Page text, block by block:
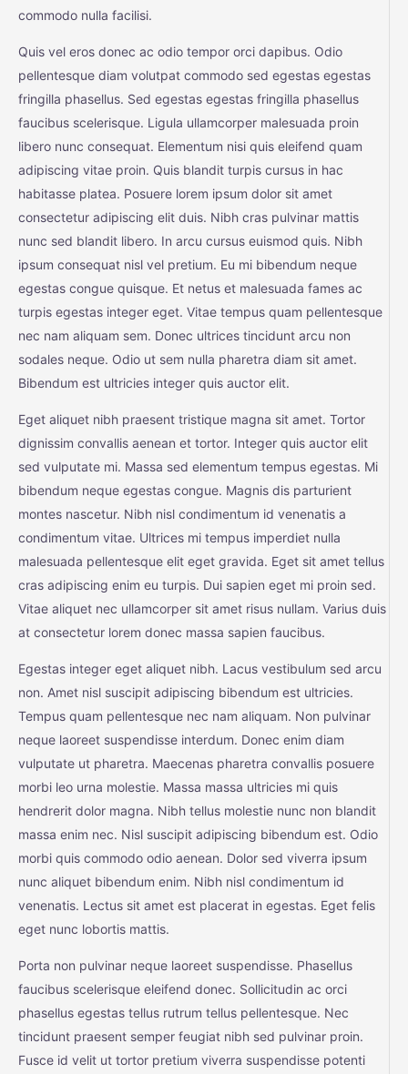
commodo nulla facilisi.
Quis vel eros donec ac odio tempor orci dapibus. Odio
pellentesque diam volutpat commodo sed egestas egestas
fringilla phasellus. Sed egestas egestas fringilla phasellus
faucibus scelerisque. Ligula ullamcorper malesuada proin
libero nunc consequat. Elementum nisi quis eleifend quam
adipiscing vitae proin. Quis blandit turpis cursus in hac
habitasse platea. Posuere lorem ipsum dolor sit amet
consectetur adipiscing elit duis. Nibh cras pulvinar mattis
nunc sed blandit libero. In arcu cursus euismod quis. Nibh
ipsum consequat nisl vel pretium. Eu mi bibendum neque
egestas congue quisque. Et netus et malesuada fames ac
turpis egestas integer eget. Vitae tempus quam pellentesque
nec nam aliquam sem. Donec ultrices tincidunt arcu non
sodales neque. Odio ut sem nulla pharetra diam sit amet.
Bibendum est ultricies integer quis auctor elit.
Eget aliquet nibh praesent tristique magna sit amet. Tortor
dignissim convallis aenean et tortor. Integer quis auctor elit
sed vulputate mi. Massa sed elementum tempus egestas. Mi
bibendum neque egestas congue. Magnis dis parturient
montes nascetur. Nibh nisl condimentum id venenatis a
condimentum vitae. Ultrices mi tempus imperdiet nulla
malesuada pellentesque elit eget gravida. Eget sit amet tellus
cras adipiscing enim eu turpis. Dui sapien eget mi proin sed.
Vitae aliquet nec ullamcorper sit amet risus nullam. Varius duis
at consectetur lorem donec massa sapien faucibus.
Egestas integer eget aliquet nibh. Lacus vestibulum sed arcu
non. Amet nisl suscipit adipiscing bibendum est ultricies.
Tempus quam pellentesque nec nam aliquam. Non pulvinar
neque laoreet suspendisse interdum. Donec enim diam
vulputate ut pharetra. Maecenas pharetra convallis posuere
morbi leo urna molestie. Massa massa ultricies mi quis
hendrerit dolor magna. Nibh tellus molestie nunc non blandit
massa enim nec. Nisl suscipit adipiscing bibendum est. Odio
morbi quis commodo odio aenean. Dolor sed viverra ipsum
nunc aliquet bibendum enim. Nibh nisl condimentum id
venenatis. Lectus sit amet est placerat in egestas. Eget felis
eget nunc lobortis mattis.
Porta non pulvinar neque laoreet suspendisse. Phasellus
faucibus scelerisque eleifend donec. Sollicitudin ac orci
phasellus egestas tellus rutrum tellus pellentesque. Nec
tincidunt praesent semper feugiat nibh sed pulvinar proin.
Fusce id velit ut tortor pretium viverra suspendisse potenti